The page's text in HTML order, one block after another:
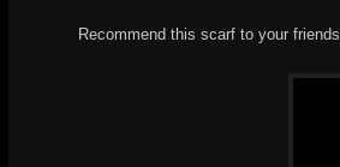
Recommend this scarf to your friends